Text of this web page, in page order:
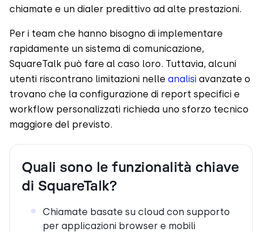
chiamate e un dialer predittivo ad alte prestazioni.
Per i team che hanno bisogno di implementare
rapidamente un sistema di comunicazione,
SquareTalk può fare al caso loro. Tuttavia, alcuni
utenti riscontrano limitazioni nelle analisi avanzate o
trovano che la configurazione di report specifici e
workflow personalizzati richieda uno sforzo tecnico
maggiore del previsto.
Quali sono le funzionalità chiave
di SquareTalk?
Chiamate basate su cloud con supporto
per applicazioni browser e mobili